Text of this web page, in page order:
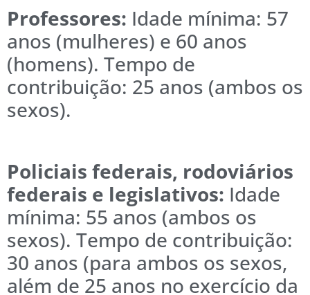
Professores: Idade mínima: 57
anos (mulheres) e 60 anos
(homens). Tempo de
contribuição: 25 anos (ambos os
sexos).
Policiais federais, rodoviários
federais e legislativos: Idade
mínima: 55 anos (ambos os
sexos). Tempo de contribuição:
30 anos (para ambos os sexos,
além de 25 anos no exercício da